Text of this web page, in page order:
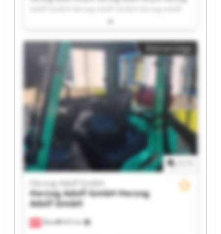
GmbH Herzog Adolf GmbH Herzog Adolf GmbH
Adolf GmbH Herzog Adolf GmbH Herzog Adolf
GmbH Herzog Adolf GmbH Herzog Adolf GmbH
Herzog Adolf GmbH Herzog Adolf GmbH Herzog
GmbH Herzog Adolf GmbH
Kleinanzeige
Wien 633 km
Herzog Adolf GmbH
Herzog Adolf GmbHHerzog
Adolf GmbH